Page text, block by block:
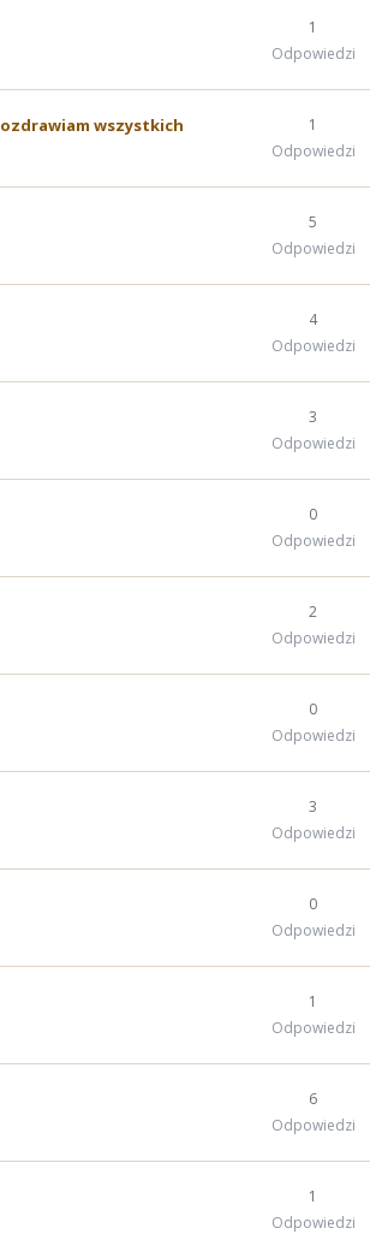
1
Odpowiedzi
wszystkich
1
Odpowiedzi
5
Odpowiedzi
4
Odpowiedzi
3
Odpowiedzi
0
Odpowiedzi
2
Odpowiedzi
0
Odpowiedzi
3
Odpowiedzi
0
Odpowiedzi
1
Odpowiedzi
6
Odpowiedzi
1
Odpowiedzi